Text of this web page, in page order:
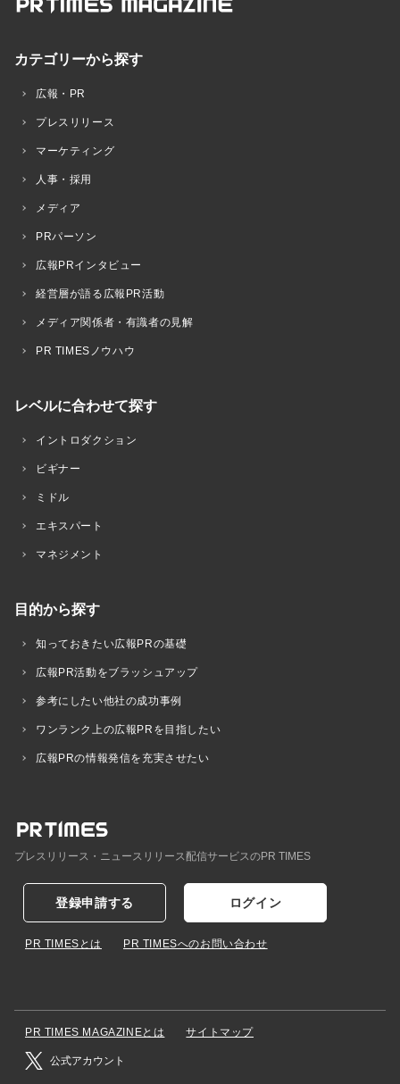
カテゴリーから探す
広報・PR
プレスリリース
マーケティング
人事・採用
メディア
PRパーソン
広報PRインタビュー
経営層が語る広報PR活動
メディア関係者・有識者の見解
PR TIMESノウハウ
レベルに合わせて探す
イントロダクション
ビギナー
ミドル
エキスパート
マネジメント
目的から探す
知っておきたい広報PRの基礎
広報PR活動をブラッシュアップ
参考にしたい他社の成功事例
ワンランク上の広報PRを目指したい
広報PRの情報発信を充実させたい
プレスリリース・ニュースリリース配信サービスのPR TIMES
登録申請する ログイン
PR TIMESとは PR TIMESへのお問い合わせ
PR TIMES MAGAZINEとは サイトマップ
公式アカウント